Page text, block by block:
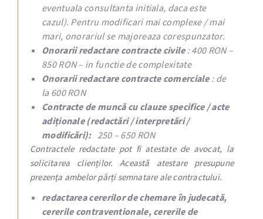
eventuala consultanta initiala, daca este
cazul). Pentru modificari mai complexe / mai
mari, onorariul se majoreaza corespunzator.
Onorarii redactare contracte civile: 400 RON –
850 RON – in functie de complexitate
Onorarii redactare contracte comerciale: de
la 600 RON
Contracte de muncă cu clauze specifice / acte
adiționale (redactări / interpretări /
modificări): 250 – 650 RON
Contractele redactate pot fi atestate de avocat, la
solicitarea clienților. Această atestare presupune
prezența ambelor părți semnatare ale contractului.
redactarea cererilor de chemare în judecată,
cererile contraventionale, cererile de